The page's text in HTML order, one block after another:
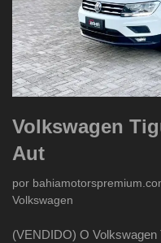
Volkswagen
Aut
por
Volkswagen
(VENDIDO) O Volkswagen